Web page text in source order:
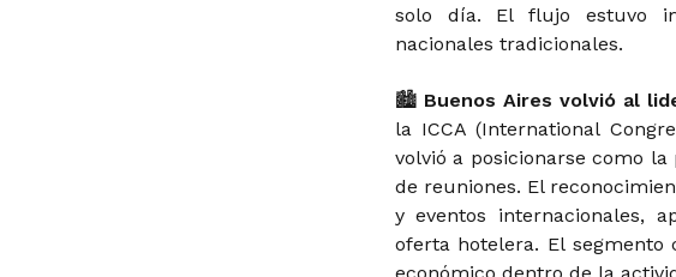
solo día. El flujo estuvo
nacionales tradicionales.
🏙️ Buenos Aires volvió al
la ICCA (International
volvió a posicionarse como
de reuniones. El
y eventos internacionales,
oferta hotelera. El
económico dentro de la